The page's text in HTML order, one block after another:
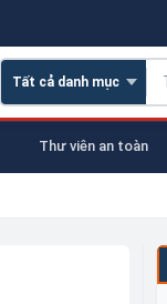
Thư viên an toàn